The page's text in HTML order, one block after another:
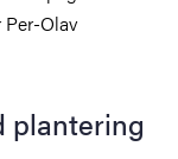
Per-Olav
plantering